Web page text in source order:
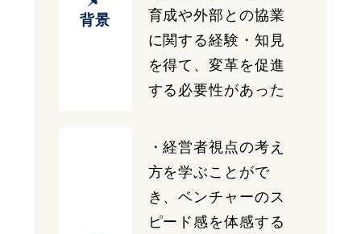
背景
育成や外部との協業
に関する経験・知見
を得て、変革を促進
する必要性があった
・経営者視点の考え
方を学ぶことがで
き、ベンチャーのス
ピード感を体感する